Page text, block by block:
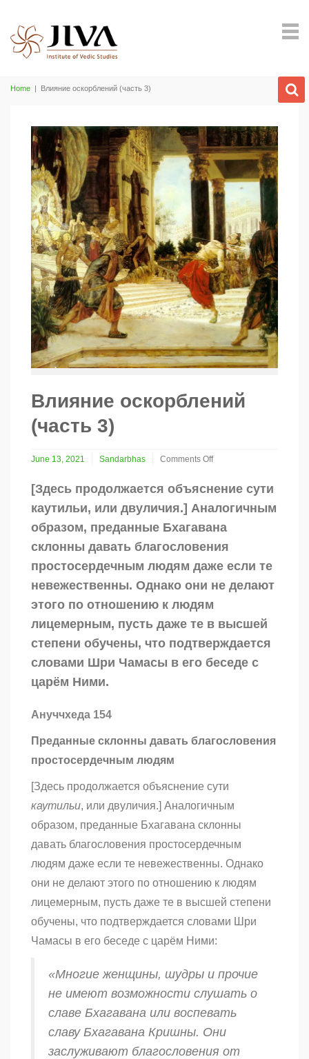
Home | Влияние оскорблений (часть 3)
Влияние оскорблений
(часть 3)
June 13, 2021 Sandarbhas
Comments Off
Влияние
оскорблений
(часть
[Здесь продолжается объяснение сути
каутильи, или двуличия.] Аналогичным
образом, преданные Бхагавана
склонны давать благословения
простосердечным людям даже если те
невежественны. Однако они не делают
этого по отношению к людям
лицемерным, пусть даже те в высшей
степени обучены, что подтверждается
словами Шри Чамасы в его беседе с
царём Ними.
Ануччхеда 154
Преданные склонны давать благословения
простосердечным людям
[Здесь продолжается объяснение сути
каутильи, или двуличия.] Аналогичным
образом, преданные Бхагавана склонны
давать благословения простосердечным
людям даже если те невежественны. Однако
они не делают этого по отношению к людям
лицемерным, пусть даже те в высшей степени
обучены, что подтверждается словами Шри
Чамасы в его беседе с царём Ними:
«Многие женщины, шудры и прочие
не имеют возможности слушать о
славе Бхагавана или воспевать
славу Бхагавана Кришны. Они
заслуживают благословения от